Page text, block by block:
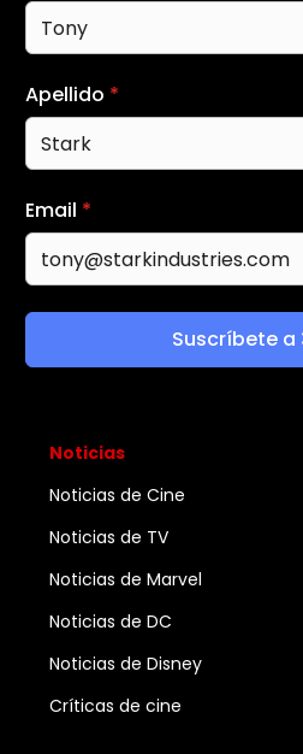
Apellido *
Email *
Suscríbete a
Noticias
Noticias de Cine
Noticias de TV
Noticias de Marvel
Noticias de DC
Noticias de Disney
Críticas de cine